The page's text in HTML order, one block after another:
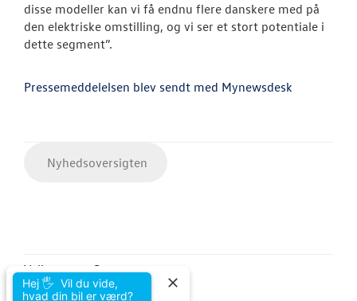
disse modeller kan vi få endnu flere danskere med på
den elektriske omstilling, og vi ser et stort potentiale i
dette segment”.
Pressemeddelelsen blev sendt med Mynewsdesk
Nyhedsoversigten
Volkswagen Grenaa
Trekanten 8
8500 Grenaa
Hej 🖐 Vil du vide,
hvad din bil er værd?